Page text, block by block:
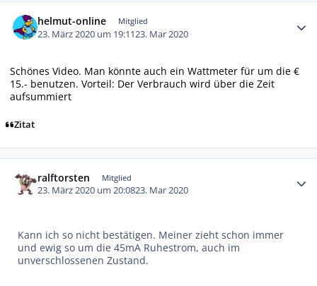
helmut-online Mitglied
23. März 2020 um 19:1123. Mar 2020
Schönes Video. Man könnte auch ein Wattmeter für um die €
15.- benutzen. Vorteil: Der Verbrauch wird über die Zeit
aufsummiert
Zitat
ralftorsten Mitglied
23. März 2020 um 20:0823. Mar 2020
Kann ich so nicht bestätigen. Meiner zieht schon immer
und ewig so um die 45mA Ruhestrom, auch im
unverschlossenen Zustand.